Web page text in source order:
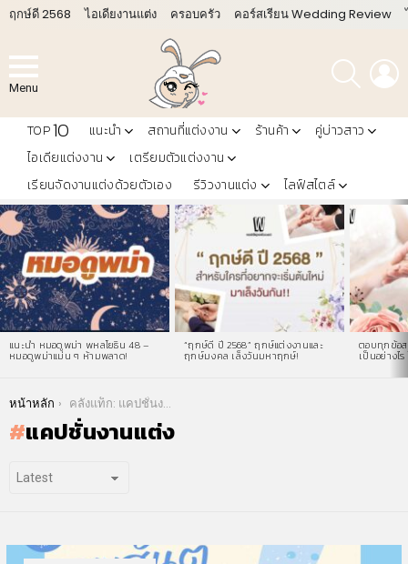
ฤกษ์ดี 2568 ไอเดียงานแต่ง ครอบครัว คอร์สเรียน Wedding Review
Menu
ค้นหา
TOP10 แนะนำ สถานที่แต่งงาน ร้านค้า
คู่บ่าวสาว
ไอเดียแต่งงาน
เตรียมตัวแต่งงาน
เรียนจัดงานแต่งด้วยตัวเอง
รีวิวงานแต่ง ไลฟ์สไตล์
LATEST
STORIES
แนะนำ หมอดูพม่า พหลโยธิน 48 –
หมอดูพม่าแม่น ๆ ห้ามพลาด!
“ฤกษ์ดี ปี 2568” ฤกษ์แต่งงานและ
ฤกษ์มงคล เล็งวันมหาฤกษ์!
ตอบทุกข้อส
เป็นอย่างไร
You are here:
หน้าหลัก คลังแท็ก: แคปชั่นงานแต่ง
แคปชั่นงานแต่ง